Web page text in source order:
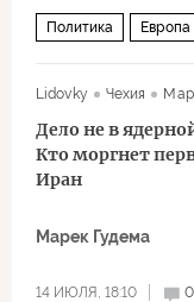
Политика Европа
Lidovky Чехия
Дело не в
Кто моргнет
Иран
Марек Гудема
14 ИЮЛЯ, 18:10 0